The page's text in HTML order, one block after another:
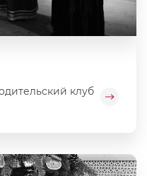
клуб